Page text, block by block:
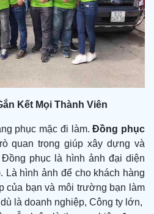
Kết Mọi Thành Viên
phục mặc đi làm.Đồng phục
quan trọng giúp xây dựng và
phục là hình ảnh đại diện
Là hình ảnh để cho khách hàng
của bạn và môi trường bạn làm
là doanh nghiệp, Công ty lớn,